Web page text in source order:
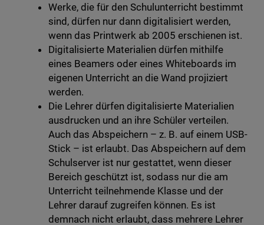
Werke, die für den Schulunterricht bestimmt
sind, dürfen nur dann digitalisiert werden,
wenn das Printwerk ab 2005 erschienen ist.
Digitalisierte Materialien dürfen mithilfe
eines Beamers oder eines Whiteboards im
eigenen Unterricht an die Wand projiziert
werden.
Die Lehrer dürfen digitalisierte Materialien
ausdrucken und an ihre Schüler verteilen.
Auch das Abspeichern – z. B. auf einem USB-
Stick – ist erlaubt. Das Abspeichern auf dem
Schulserver ist nur gestattet, wenn dieser
Bereich geschützt ist, sodass nur die am
Unterricht teilnehmende Klasse und der
Lehrer darauf zugreifen können. Es ist
demnach nicht erlaubt, dass mehrere Lehrer